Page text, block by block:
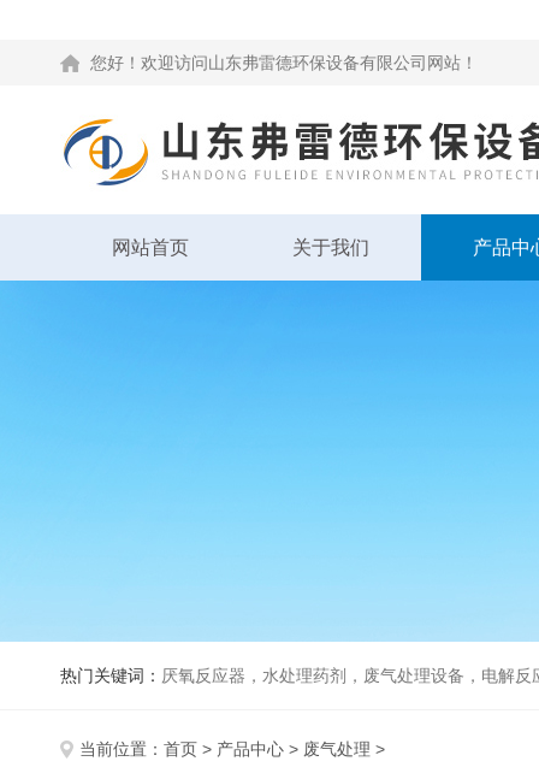
您好！欢迎访问山东弗雷德环保设备有限公司网站！
网站首页 关于我们 产品中
热门关键词： 厌氧反应器，水处理药剂，废气处理设备，电解
当前位置： 首页 > 产品中心 > 废气处理 >